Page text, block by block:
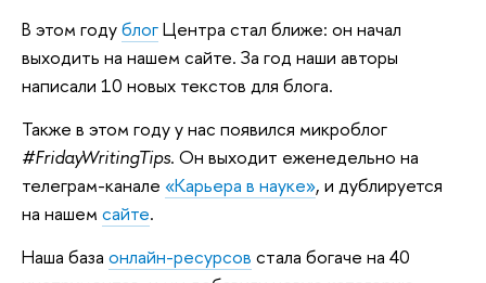
В этом годублогЦентра стал ближе: он начал
выходить на нашем сайте. За год наши авторы
написали 10 новых текстов для блога.
Также в этом году у нас появился микроблог
#FridayWritingTips. Он выходит еженедельно на
телеграм-канале «Карьера в науке», и дублируется
на нашем сайте.
Наша база онлайн-ресурсов стала богаче на 40